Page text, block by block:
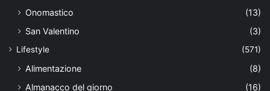
Onomastico
(13)
San Valentino
(3)
Lifestyle (571)
Alimentazione
(8)
Almanacco del giorno
(16)